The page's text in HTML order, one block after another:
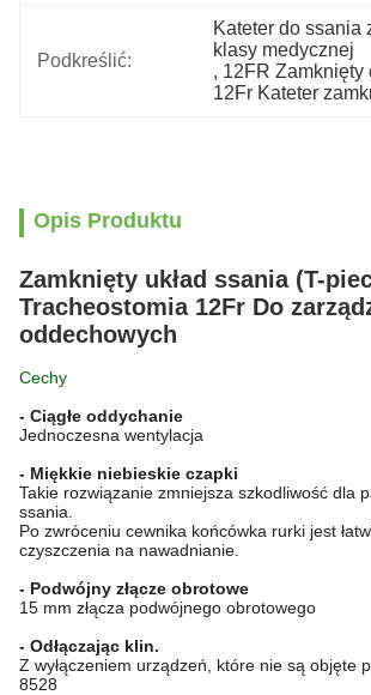
Podkreślić:
Kateter do ssania
klasy medycznej
, 12FR Zamknięty
12Fr Kateter
Opis Produktu
Zamknięty układ ssania (T-
Tracheostomia 12Fr Do
oddechowych
Cechy
- Ciągłe oddychanie
Jednoczesna wentylacja
- Miękkie niebieskie czapki
Takie rozwiązanie zmniejsza szkodliwość dla
ssania.
Po zwróceniu cewnika końcówka rurki jest
czyszczenia na nawadnianie.
- Podwójny złącze obrotowe
15 mm złącza podwójnego obrotowego
- Odłączając klin.
Z wyłączeniem urządzeń, które nie są objęte
8528